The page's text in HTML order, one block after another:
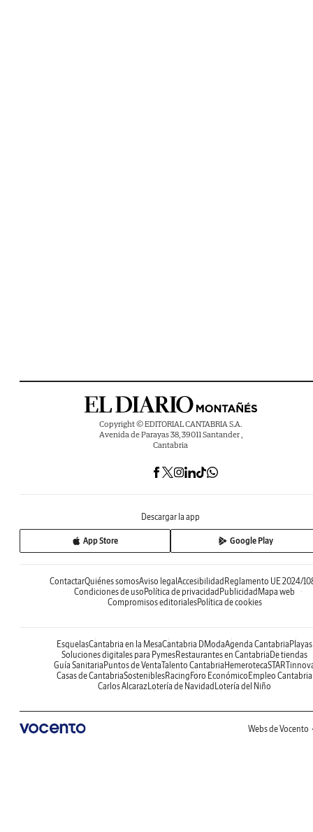
Copyright © EDITORIAL CANTABRIA S.A.
Avenida de Parayas 38, 39011 Santander ,
Cantabria
Descargar la app
App Store Google Play
ContactarQuiénes somosAviso legalAccesibilidadReglamento UE 2024/
Condiciones de usoPolítica de privacidadPublicidadMapa web
Compromisos editorialesPolítica de cookies
EsquelasCantabria en la MesaCantabria DModaAgenda CantabriaPlayas
Soluciones digitales para PymesRestaurantes en CantabriaDe tiendas
Guía SanitariaPuntos de VentaTalento CantabriaHemeroteca
Casas de CantabriaSosteniblesRacingForo EconómicoEmpleo Cantabria
Carlos AlcarazLotería de NavidadLotería del Niño
Webs de Vocento